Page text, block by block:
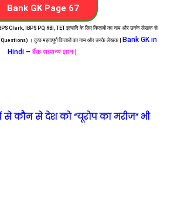
Bank GK Page 67
IBPS Clerk, IBPS PO, RBI, TET इत्यादि के लिए किताबों का नाम और उनके लेखक से
। कुछ महत्वपूर्ण किताबों का नाम और उनके लेखक |
Bank GK in
Hindi– बैंक सामान्य ज्ञान |
से कौन से देश को “यूरोप का मरीज” भी